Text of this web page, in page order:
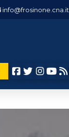
info@frosinone.cna.it